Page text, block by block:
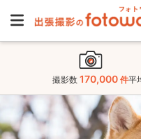
撮影数 170,000 件平